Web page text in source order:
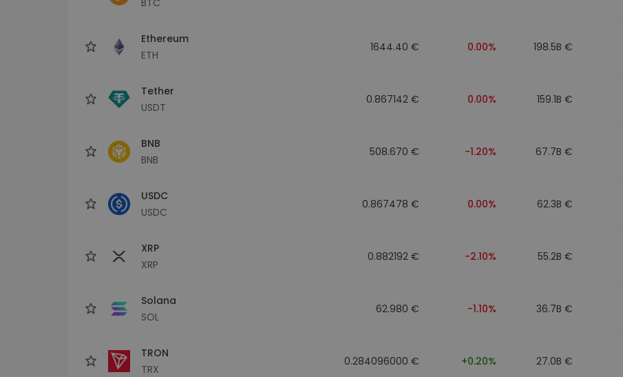
Ethereum
ETH
1644.40 € 0.00% 198.5B €
Tether
USDT
0.867142 € 0.00% 159.1B €
BNB
BNB
508.670 € -1.20% 67.7B €
USDC
USDC
0.867478 € 0.00% 62.3B €
XRP
XRP
0.882192 € -2.10% 55.2B €
Solana
SOL
62.980 € -1.10% 36.7B €
TRON
TRX
0.284096000 € +0.20% 27.0B €